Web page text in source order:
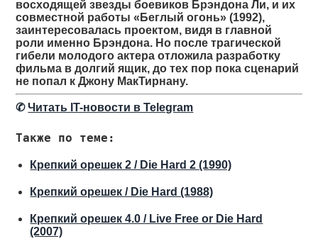
восходящей звезды боевиков Брэндона Ли, и их
совместной работы «Беглый огонь» (1992),
заинтересовалась проектом, видя в главной
роли именно Брэндона. Но после трагической
гибели молодого актера отложила разработку
фильма в долгий ящик, до тех пор пока сценарий
не попал к Джону МакТирнану.
✆Читать IT-новости в Telegram
Также по теме:
Крепкий орешек 2 / Die Hard 2 (1990)
Крепкий орешек / Die Hard (1988)
Крепкий орешек 4.0 / Live Free or Die Hard
(2007)